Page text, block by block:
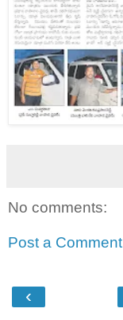
No comments:
Post a Comment
‹